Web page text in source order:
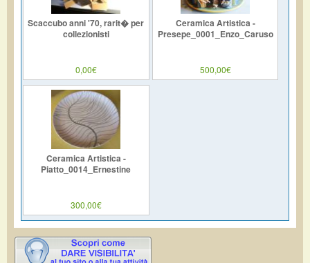
Scaccubo anni '70, rarit� per
collezionisti
0,00€
Ceramica Artistica -
Presepe_0001_Enzo_Caruso
500,00€
Ceramica Artistica -
Piatto_0014_Ernestine
300,00€